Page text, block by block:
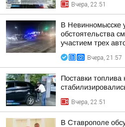
Вчера, 22:51
В Невинномысске
обстоятельства
участием трех
Вчера, 21:57
Поставки
Вчера, 22:51
В Ставрополе